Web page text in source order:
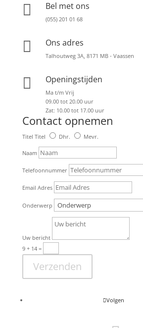
 Bel met ons
(055) 201 01 68
 Ons adres
Talhoutweg 3A, 8171 MB - Vaassen
 Openingstijden
Ma t/m Vrij
09.00 tot 20.00 uur
Zat: 10.00 tot 17.00 uur
Contact opnemen
Titel Titel Dhr. Mevr.
Naam
Telefoonnummer
Email Adres
Onderwerp
Uw bericht
9 + 14=
Verzenden
Volgen